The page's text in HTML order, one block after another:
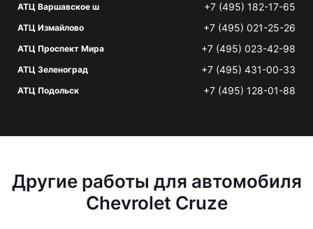
АТЦ Варшавское ш +7 (495) 182-17-65
АТЦ Измайлово +7 (495) 021-25-26
АТЦ Проспект Мира +7 (495) 023-42-98
АТЦ Зеленоград +7 (495) 431-00-33
АТЦ Подольск +7 (495) 128-01-88
Другие работы для автомобиля
Chevrolet Cruze